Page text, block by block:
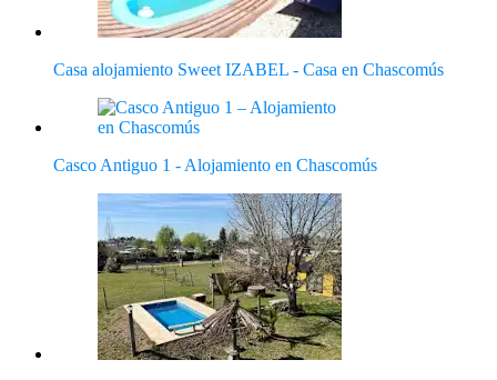
Casa alojamiento Sweet IZABEL - Casa en Chascomús
Casco Antiguo 1 - Alojamiento en Chascomús